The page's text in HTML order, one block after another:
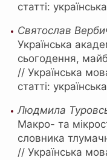
статті:
Святослав
Українська
сьогодення,
// Українська
статті:
Людмила
Макро- та
словника
// Українська